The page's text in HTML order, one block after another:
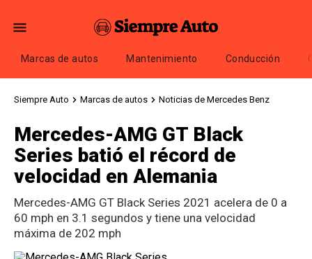
Marcas de autos Mantenimiento Conducción
Siempre Auto Marcas de autos Noticias de Mercedes Benz
Mercedes-AMG GT Black
Series batió el récord de
velocidad en Alemania
Mercedes-AMG GT Black Series 2021 acelera de 0 a
60 mph en 3.1 segundos y tiene una velocidad
máxima de 202 mph